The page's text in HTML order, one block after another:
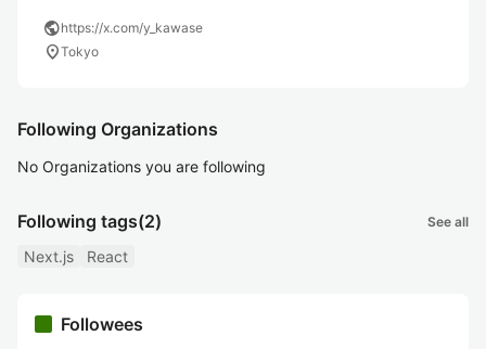
publichttps://x.com/y_kawase
location_onTokyo
Following Organizations
No Organizations you are following
Following tags(2) See all
Next.js React
Followees